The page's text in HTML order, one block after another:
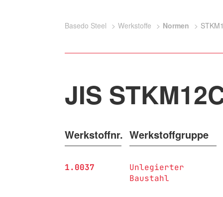
Basedo Steel Werkstoffe Normen
JIS
Werkstoffnr. Werkstoffgruppe
1.0037
Unlegierter
Baustahl